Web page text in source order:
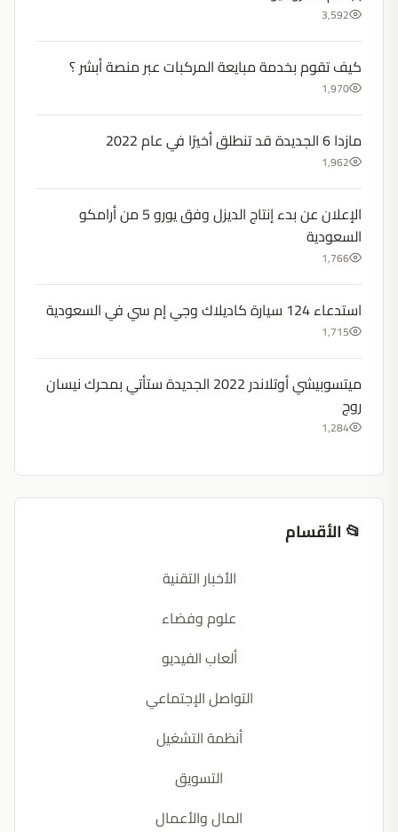
3,592
كيف تقوم بخدمة مبايعة المركبات عبر منصة أبشر ؟
1,970
مازدا 6 الجديدة قد تنطلق أخيرًا في عام 2022
1,962
الإعلان عن بدء إنتاج الديزل وفق يورو 5 من أرامكو
السعودية
1,766
استدعاء 124 سيارة كاديلاك وجي إم سي في السعودية
1,715
ميتسوبيشي أوتلاندر 2022 الجديدة ستأتي بمحرك نيسان
روج
1,284
📂 الأقسام
الأخبار التقنية
علوم وفضاء
ألعاب الفيديو
التواصل الإجتماعي
أنظمة التشغيل
التسويق
المال والأعمال